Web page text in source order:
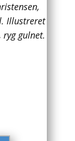
Illustreret
gulnet.